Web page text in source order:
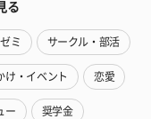
る
ミ サークル・部活
け・イベント 恋愛
ー 奨学金